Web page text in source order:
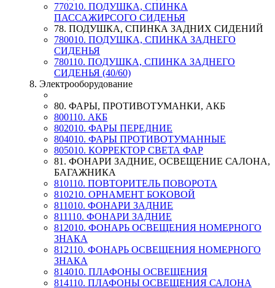
770210. ПОДУШКА, СПИНКА
ПАССАЖИРСОГО СИДЕНЬЯ
78. ПОДУШКА, СПИНКА ЗАДНИХ СИДЕНИЙ
780010. ПОДУШКА, СПИНКА ЗАДНЕГО
СИДЕНЬЯ
780110. ПОДУШКА, СПИНКА ЗАДНЕГО
СИДЕНЬЯ (40/60)
8. Электрооборудование
80. ФАРЫ, ПРОТИВОТУМАНКИ, АКБ
800110. АКБ
802010. ФАРЫ ПЕРЕДНИЕ
804010. ФАРЫ ПРОТИВОТУМАННЫЕ
805010. КОРРЕКТОР СВЕТА ФАР
81. ФОНАРИ ЗАДНИЕ, ОСВЕЩЕНИЕ САЛОНА,
БАГАЖНИКА
810110. ПОВТОРИТЕЛЬ ПОВОРОТА
810210. ОРНАМЕНТ БОКОВОЙ
811010. ФОНАРИ ЗАДНИЕ
811110. ФОНАРИ ЗАДНИЕ
812010. ФОНАРЬ ОСВЕЩЕНИЯ НОМЕРНОГО
ЗНАКА
812110. ФОНАРЬ ОСВЕЩЕНИЯ НОМЕРНОГО
ЗНАКА
814010. ПЛАФОНЫ ОСВЕЩЕНИЯ
814110. ПЛАФОНЫ ОСВЕЩЕНИЯ САЛОНА